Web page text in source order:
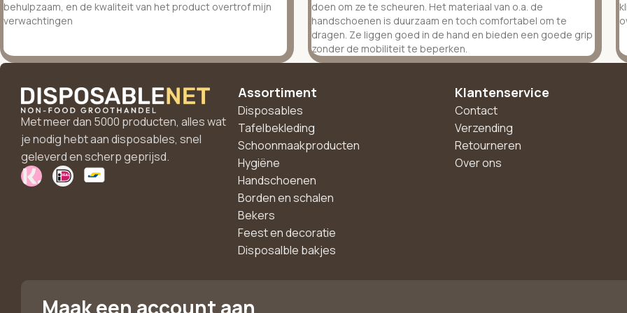
behulpzaam, en de kwaliteit van het product overtrof mijn
verwachtingen
doen om ze te scheuren. Het materiaal van o.a. de
handschoenen is duurzaam en toch comfortabel om te
dragen. Ze liggen goed in de hand en bieden een goede grip
zonder de mobiliteit te beperken.
Met meer dan 5000 producten, alles wat
je nodig hebt aan disposables, snel
geleverd en scherp geprijsd.
Assortiment
Disposables
Tafelbekleding
Schoonmaakproducten
Hygiëne
Handschoenen
Borden en schalen
Bekers
Feest en decoratie
Disposalble bakjes
Klantenservice
Contact
Verzending
Retourneren
Over ons
Maak een account aan